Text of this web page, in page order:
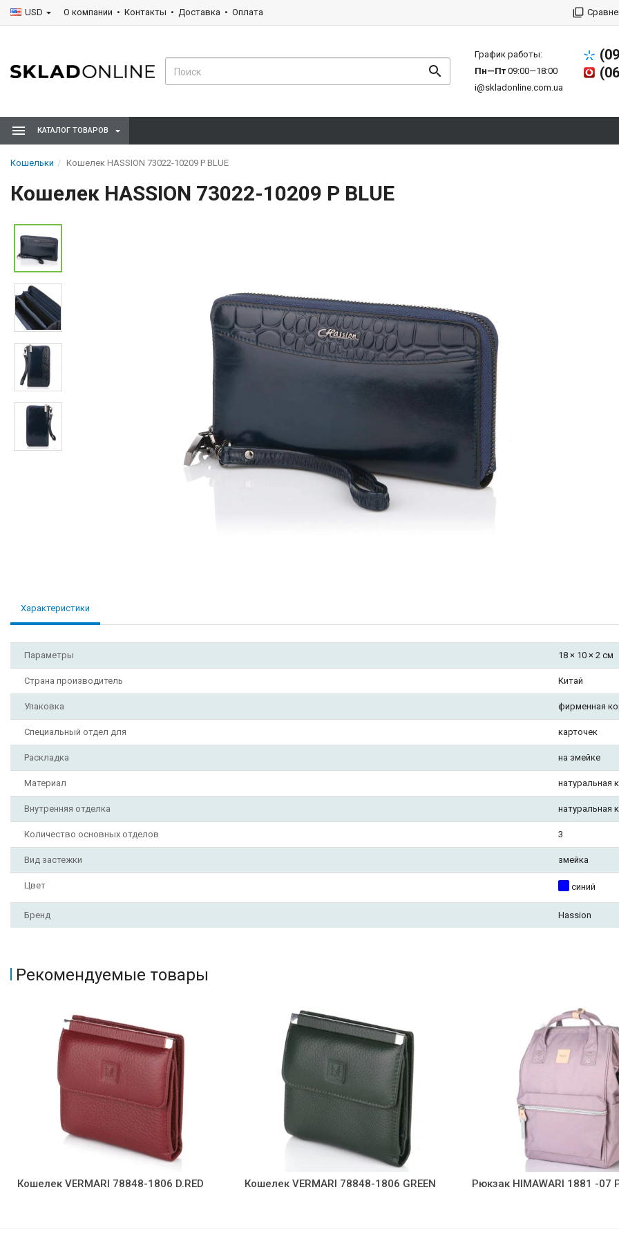
USD О компании Контакты Доставка Оплата
График работы:
Пн—Пт09:00—18:00
i@skladonline.com.ua
КАТАЛОГ ТОВАРОВ
Кошельки Кошелек HASSION 73022-10209 Р BLUE
Кошелек HASSION 73022-10209 Р BLUE
Характеристики
Параметры 18 × 10 × 2 см
Страна производитель Китай
Упаковка фирменная
Специальный отдел для карточек
Раскладка на змейке
Материал натуральная
Внутренняя отделка натуральная
Количество основных отделов 3
Вид застежки змейка
Цвет синий
Бренд Hassion
Рекомендуемые товары
Кошелек VERMARI 78848-1806 D.RED Кошелек VERMARI 78848-1806 GREEN Рюкзак HIMAWARI 1881 -07